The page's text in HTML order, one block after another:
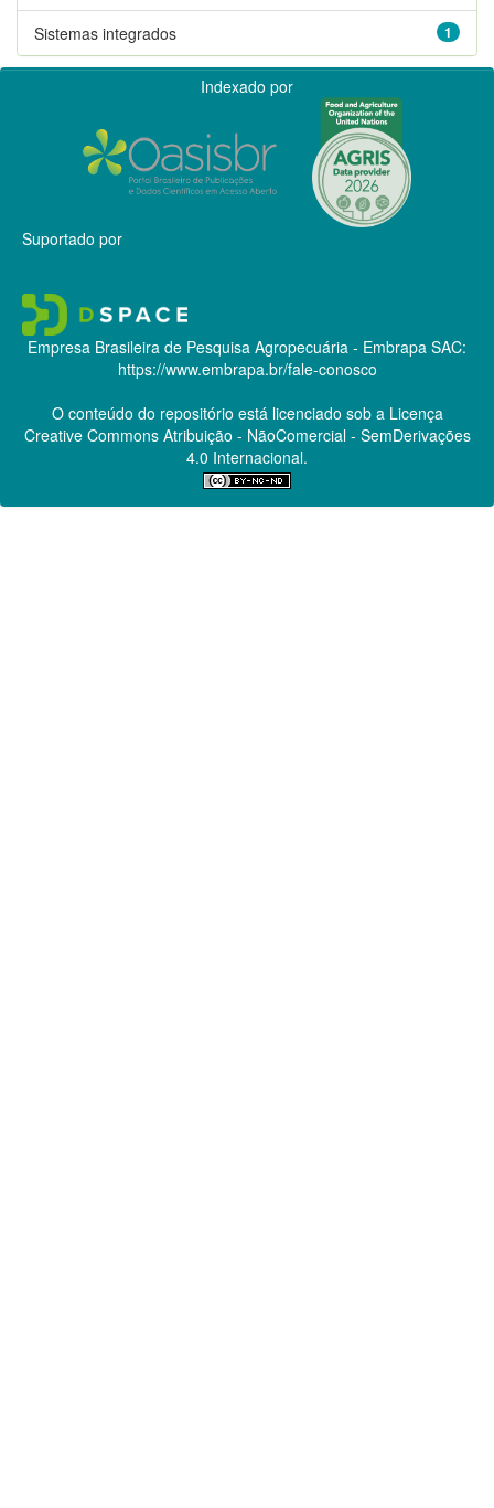
1
Sistemas integrados
Indexado por
Suportado por
Empresa Brasileira de Pesquisa Agropecuária - Embrapa SAC:
https://www.embrapa.br/fale-conosco
O conteúdo do repositório está licenciado sob a Licença
Creative CommonsAtribuição - NãoComercial - SemDerivações
4.0 Internacional.